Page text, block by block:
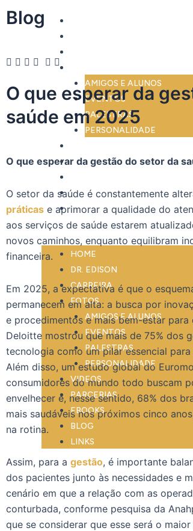
para
AMIGOS E ALUNOS
EVENTOS
PALESTRAS
PERSONALIDADE
PARCERIAS
BLOG
LINKS
HOME
DR. EDISON
CARREIRA
FOTOS
AMIGOS E ALUNOS
EVENTOS
PALESTRAS
PERSONALIDADE
VIDEOS
PARCERIAS
EBOOKS
BLOG
LINKS
Blog
O que esperar da
saúde em 2025
O que esperar da gestão do setor da
O setor da saúde é constantemente
práticas e aprimorar a qualidade do
aos serviços de saúde estarem
novos caminhos, enquanto equilibram
financeira.
Em 2025, a expectativa é que o
permanecem em alta: a busca por
e procedimentos e mais bem-estar
Deloitte mostrou que mais de 75% dos
tecnologia como um pilar essencial
Além disso, um estudo global do
consumidores do mundo todo buscam
envelhecer e, nesse sentido, 68% dos
mais saudáveis nos próximos cinco
na rotina.
Assim, para a gestão, é importante
dos pacientes junto às necessidades e
cenário em que a relação com as
conturbada, conforme pesquisa da
que se considerar que esse será o